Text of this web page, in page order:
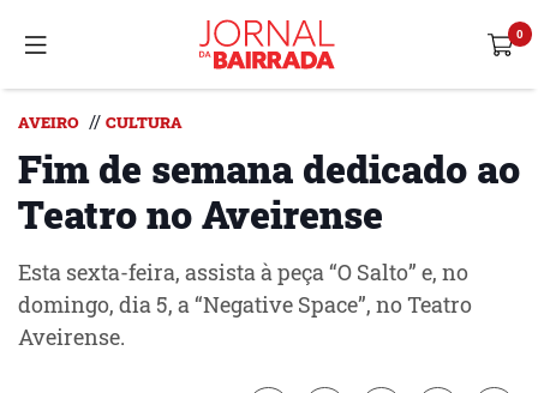
AVEIRO // CULTURA
Fim de semana dedicado ao
Teatro no Aveirense
Esta sexta-feira, assista à peça “O Salto” e, no
domingo, dia 5, a “Negative Space”, no Teatro
Aveirense.